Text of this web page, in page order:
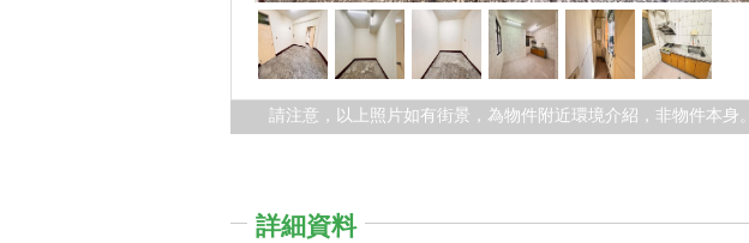
請注意，以上照片如有街景，為物件附近環境介紹，非物件本身。
詳細資料